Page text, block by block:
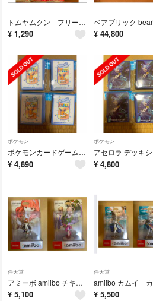
トムヤムクン フリーズドライ コスモス食品
¥ 1,290 ¥ 44,800
ポケモン
ポケモンカードゲーム デッキシールド ミックスオレ 4セット
¥ 4,890
ポケモン
¥ 4,800
任天堂
アミーボ amiibo チキ セリカ ファイヤーエンブレム
¥ 5,100
任天堂
¥ 5,500